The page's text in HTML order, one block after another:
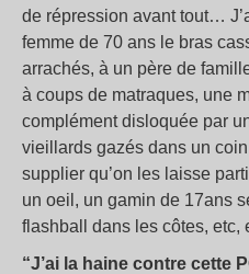
de répression avant tout…
femme de 70 ans le bras
arrachés, à un père de
à coups de matraques, une
complément disloquée par
vieillards gazés dans un
supplier qu’on les laisse
un oeil, un gamin de 17ans
flashball dans les côtes, etc,
“J’ai la haine contre cette